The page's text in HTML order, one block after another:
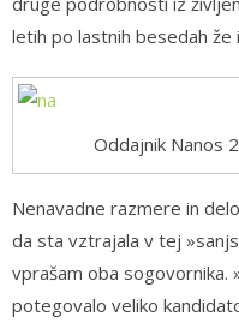
letih po lastnih besedah že
Oddajnik Nanos
Nenavadne razmere in
da sta vztrajala v tej
vprašam oba sogovornika.
potegovalo veliko